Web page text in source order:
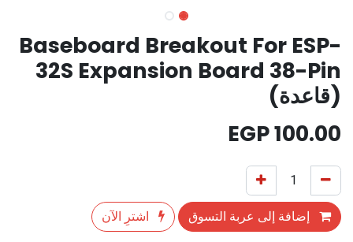
Baseboard Breakout For ESP-
32S Expansion Board 38-Pin
(قاعدة)
100.00
إضافة إلى عربة التسوق اشترِ الآن